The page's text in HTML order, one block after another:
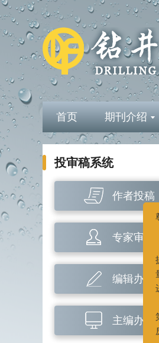
首页 期刊介绍
投审稿系统
作者投稿
专家审稿
编辑办公
主编办公
尊敬的
您好
为更
提升期
量，本刊
进行变更
新办
第二大
房间
新联
我们